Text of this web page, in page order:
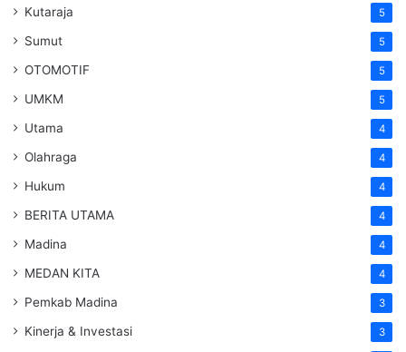
Kutaraja 5
Sumut 5
OTOMOTIF 5
UMKM 5
Utama 4
Olahraga 4
Hukum 4
BERITA UTAMA 4
Madina 4
MEDAN KITA 4
Pemkab Madina 3
Kinerja & Investasi 3